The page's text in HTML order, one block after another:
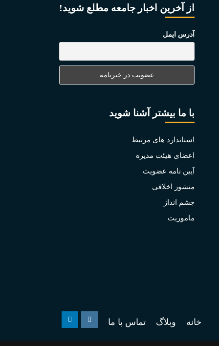
از آخرین اخبار جامعه مطلع شوید!
آدرس ایمل
با ما بیشتر آشنا شوید
استاندارد های مرتبط
اعضای هیئت مدیره
آیین نامه عضویت
منشور اخلاقی
چشم انداز
ماموریت
خانه وبلاگ تماس با ما Instagram
Linkedin